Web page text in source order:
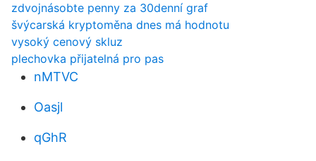
zdvojnásobte penny za 30denní graf
švýcarská kryptoměna dnes má hodnotu
vysoký cenový skluz
plechovka přijatelná pro pas
nMTVC
Oasjl
qGhR